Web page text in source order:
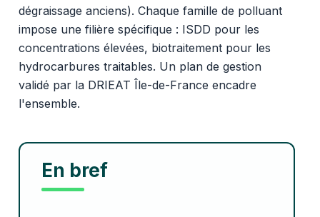
dégraissage anciens). Chaque famille de polluant
impose une filière spécifique : ISDD pour les
concentrations élevées, biotraitement pour les
hydrocarbures traitables. Un plan de gestion
validé par la DRIEAT Île-de-France encadre
l'ensemble.
En bref